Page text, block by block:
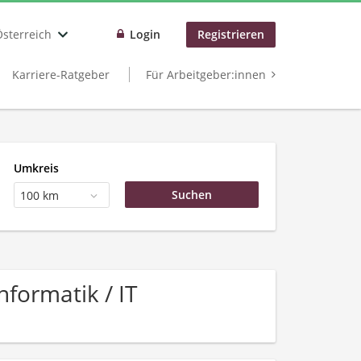
Login Registrieren
Karriere-Ratgeber Für Arbeitgeber:innen
Umkreis
100 km
/ IT